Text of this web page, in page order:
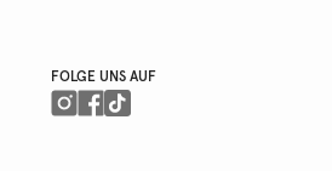
FOLGE UNS AUF